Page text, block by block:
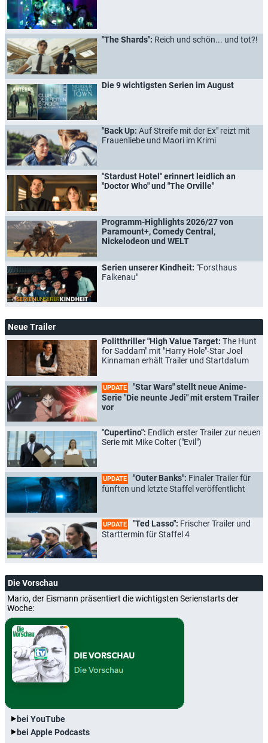
"The Shards": Reich und schön... und tot?!
Die 9 wichtigsten Serien im August
"Back Up: Auf Streife mit der Ex" reizt mit
Frauenliebe und Māori im Krimi
"Stardust Hotel" erinnert leidlich an
"Doctor Who" und "The Orville"
Programm-Highlights 2026/27 von
Paramount+, Comedy Central,
Nickelodeon und WELT
Serien unserer Kindheit: "Forsthaus
Falkenau"
Neue Trailer
Politthriller "High Value Target: The Hunt
for Saddam" mit "Harry Hole"-Star Joel
Kinnaman erhält Trailer und Startdatum
UPDATE
"Star Wars" stellt neue Anime-
Serie "Die neunte Jedi" mit erstem Trailer
vor
"Cupertino": Endlich erster Trailer zur neuen
Serie mit Mike Colter ("Evil")
UPDATE "Outer Banks": Finaler Trailer für
fünften und letzte Staffel veröffentlicht
UPDATE "Ted Lasso": Frischer Trailer und
Starttermin für Staffel 4
Die Vorschau
Mario, der Eismann präsentiert die wichtigsten Serienstarts der
Woche:
bei YouTube
bei Apple Podcasts